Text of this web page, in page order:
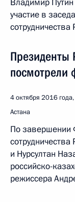
участие в
сотрудничества
Президенты
посмотрели
4 октября 2016
Астана
По завершении
и Нурсултан
российско-
режиссера